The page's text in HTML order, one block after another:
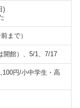
)
まで）
開館）、5/1、7/17
円/小中学生・高